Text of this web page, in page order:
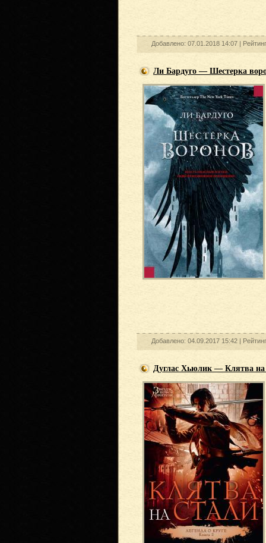
Добавлено: 07.01.2018 14:07 |
Ли Бардуго — Шестерка
Добавлено: 04.09.2017 15:42 |
Дуглас Хьюлик — Клятва на